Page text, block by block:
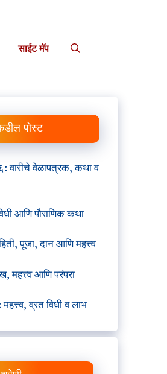
साईट मॅप
पोस्ट
वारीचे वेळापत्रक, कथा व
आणि पौराणिक कथा
पूजा, दान आणि महत्त्व
महत्त्व आणि परंपरा
व्रत विधी व लाभ